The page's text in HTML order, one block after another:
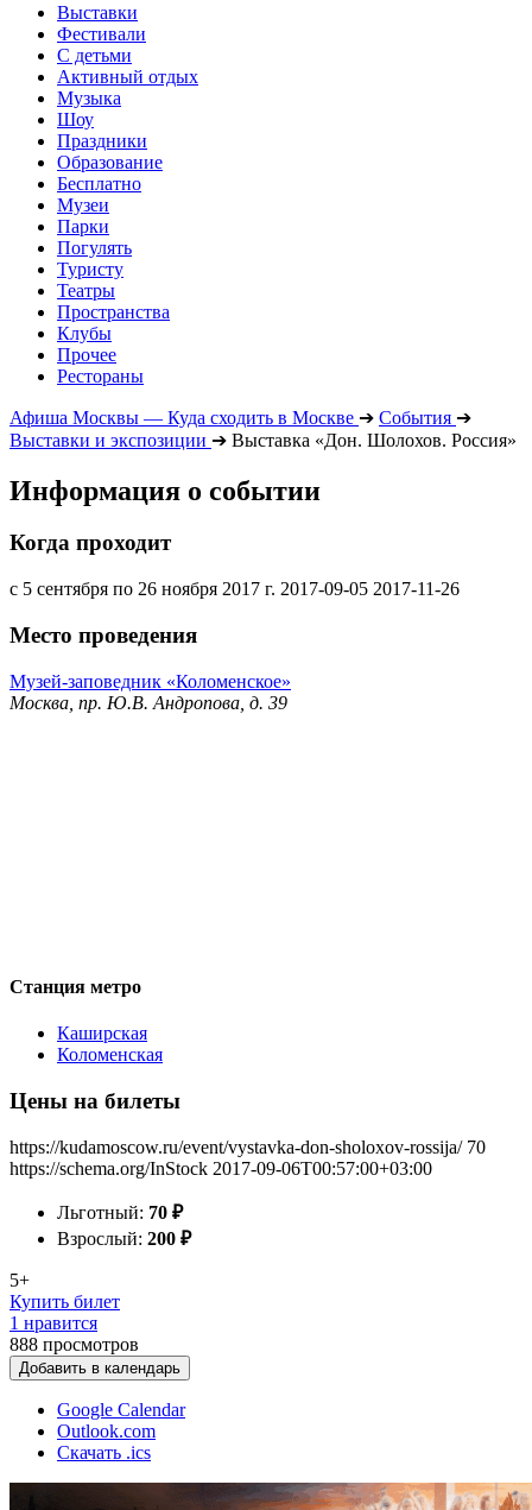
Выставки
Фестивали
С детьми
Активный отдых
Музыка
Шоу
Праздники
Образование
Бесплатно
Музеи
Парки
Погулять
Туристу
Театры
Пространства
Клубы
Прочее
Рестораны
Афиша Москвы — Куда сходить в Москве ➔ События ➔
Выставки и экспозиции ➔ Выставка «Дон. Шолохов. Россия»
Информация о событии
Когда проходит
с 5 сентября по 26 ноября 2017 г. 2017-09-05 2017-11-26
Место проведения
Музей-заповедник «Коломенское»
Москва, пр. Ю.В. Андропова, д. 39
Станция метро
Каширская
Коломенская
Цены на билеты
https://kudamoscow.ru/event/vystavka-don-sholoxov-rossija/ 70
https://schema.org/InStock 2017-09-06T00:57:00+03:00
Льготный: 70 ₽
Взрослый: 200 ₽
5+
Купить билет
1 нравится
888 просмотров
Добавить в календарь
Google Calendar
Outlook.com
Скачать .ics